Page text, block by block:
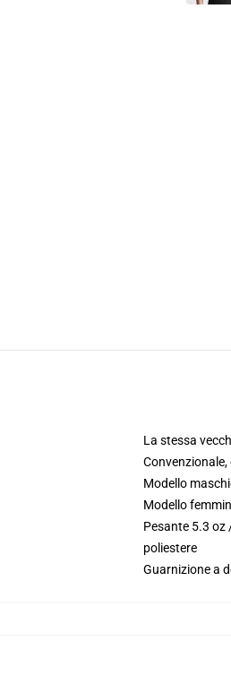
La stessa
Modello
Modello
Pesante 5.3 oz
poliestere
Guarnizione a